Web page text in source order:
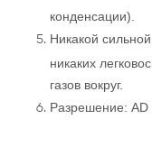
конденсации).
Никакой сильной
никаких
газов вокруг.
Разрешение: AD